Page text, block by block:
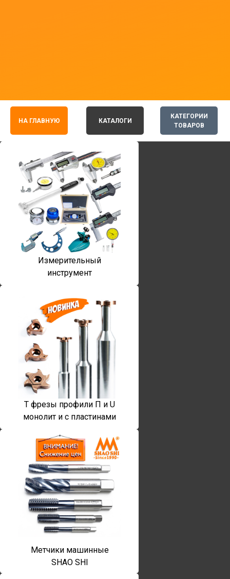
КАТЕГОРИИ
ТОВАРОВ
НА ГЛАВНУЮ КАТАЛОГИ
Измерительный
инструмент
T фрезы профили П и U
монолит и с пластинами
Метчики машинные
SHAO SHI